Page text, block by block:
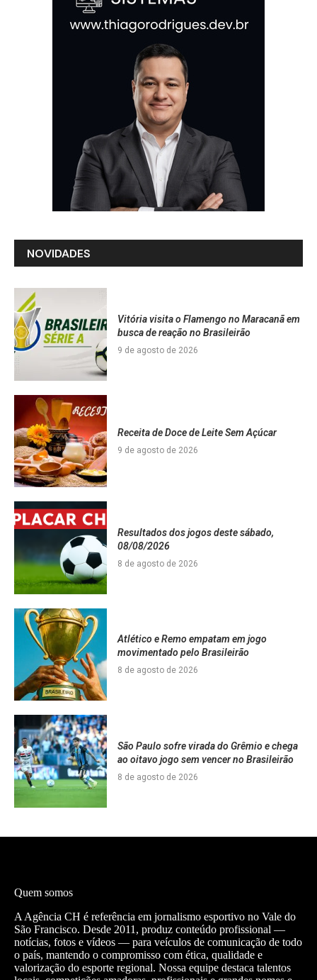
NOVIDADES
Vitória visita o Flamengo no Maracanã em
busca de reação no Brasileirão
9 de agosto de 2026
Receita de Doce de Leite Sem Açúcar
9 de agosto de 2026
Resultados dos jogos deste sábado,
08/08/2026
8 de agosto de 2026
Atlético e Remo empatam em jogo
movimentado pelo Brasileirão
8 de agosto de 2026
São Paulo sofre virada do Grêmio e chega
ao oitavo jogo sem vencer no Brasileirão
8 de agosto de 2026
Quem somos
A Agência CH é referência em jornalismo esportivo no Vale do
São Francisco. Desde 2011, produz conteúdo profissional —
notícias, fotos e vídeos — para veículos de comunicação de todo
o país, mantendo o compromisso com ética, qualidade e
valorização do esporte regional. Nossa equipe destaca talentos